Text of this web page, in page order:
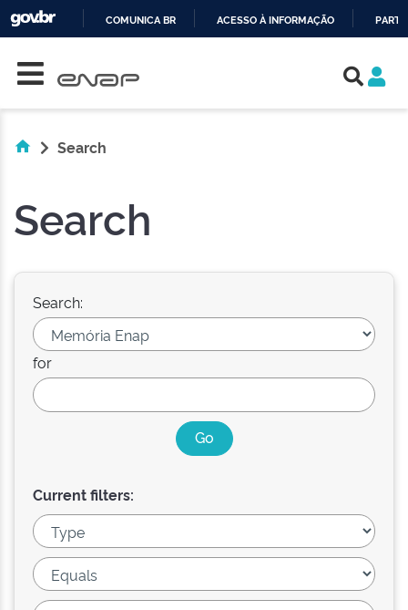
COMUNICA BR ACESSO À INFORMAÇÃO
Search
Search
Search:
for
Current filters: